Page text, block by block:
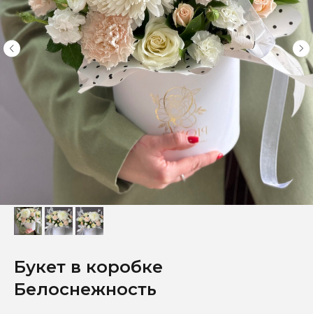
Букет в коробке
Белоснежность